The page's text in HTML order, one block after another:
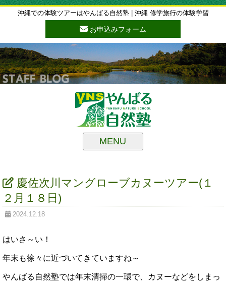
沖縄での体験ツアーはやんばる自然塾 | 沖縄 修学旅行の体験学習
お申込みフォーム
MENU
慶佐次川マングローブカヌーツアー(１
２月１８日)
2024.12.18
はいさ～い！
年末も徐々に近づいてきていますね～
やんばる自然塾では年末清掃の一環で、カヌーなどをしまっ